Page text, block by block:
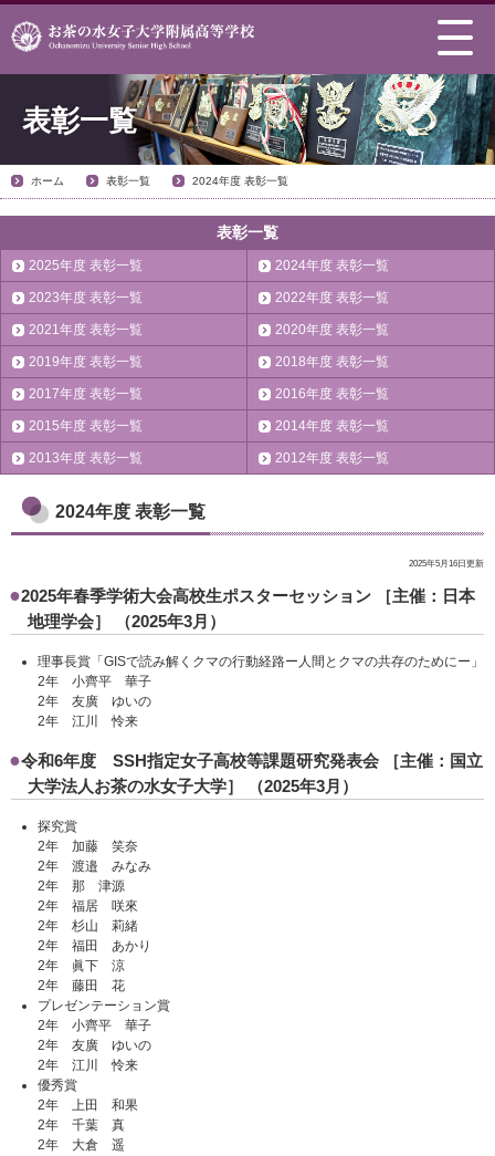
表彰一覧
ホーム 表彰一覧 2024年度 表彰一覧
表彰一覧
2025年度 表彰一覧 2024年度 表彰一覧
2023年度 表彰一覧 2022年度 表彰一覧
2021年度 表彰一覧 2020年度 表彰一覧
2019年度 表彰一覧 2018年度 表彰一覧
2017年度 表彰一覧 2016年度 表彰一覧
2015年度 表彰一覧 2014年度 表彰一覧
2013年度 表彰一覧 2012年度 表彰一覧
2024年度 表彰一覧
2025年5月16日更新
2025年春季学術大会高校生ポスターセッション ［主催：日本
地理学会］ （2025年3月）
理事長賞「GISで読み解くクマの行動経路ー人間とクマの共存のためにー」
2年 小齊平 華子
2年 友廣 ゆいの
2年 江川 怜来
令和6年度 SSH指定女子高校等課題研究発表会 ［主催：国立
大学法人お茶の水女子大学］ （2025年3月）
探究賞
2年 加藤 笑奈
2年 渡邉 みなみ
2年 那 津源
2年 福居 咲來
2年 杉山 莉緒
2年 福田 あかり
2年 眞下 涼
2年 藤田 花
プレゼンテーション賞
2年 小齊平 華子
2年 友廣 ゆいの
2年 江川 怜来
優秀賞
2年 上田 和果
2年 千葉 真
2年 大倉 遥